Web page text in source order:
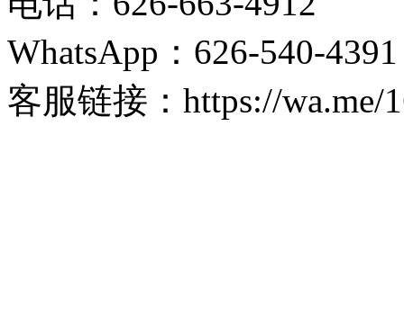
WhatsApp：626-540-4391
客服链接：https://wa.me/